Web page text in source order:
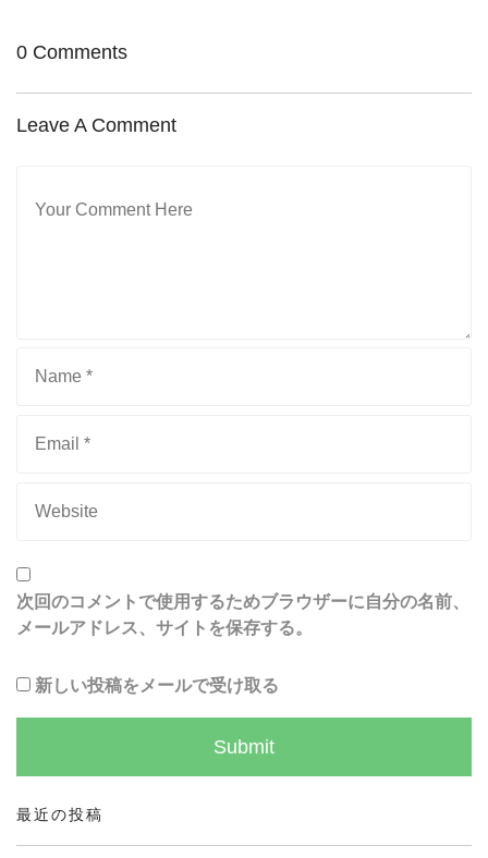
0 Comments
Leave A Comment
次回のコメントで使用するためブラウザーに自分の名前、
メールアドレス、サイトを保存する。
新しい投稿をメールで受け取る
最近の投稿